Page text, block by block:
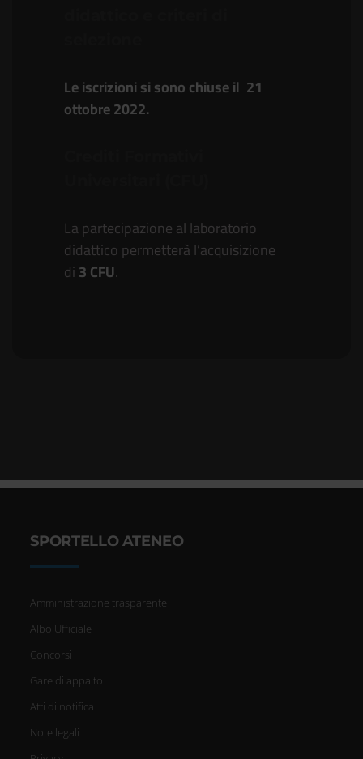
Le iscrizioni si sono chiuse il 21
ottobre 2022.
La partecipazione al laboratorio
didattico permetterà l’acquisizione
di3 CFU.
SPORTELLO ATENEO
Amministrazione trasparente
Albo Ufficiale
Concorsi
Gare di appalto
Atti di notifica
Note legali